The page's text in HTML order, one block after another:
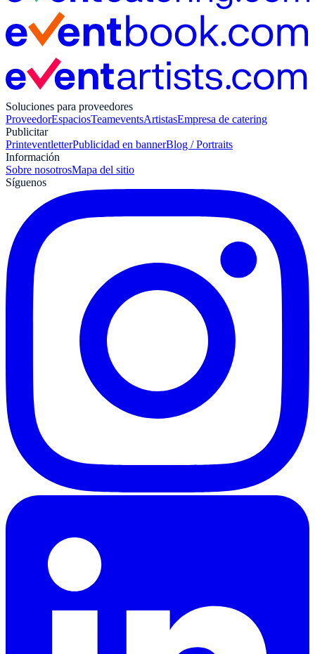
Soluciones para proveedores
ProveedorEspaciosTeameventsArtistasEmpresa de catering
Publicitar
PrinteventletterPublicidad en bannerBlog / Portraits
Información
Sobre nosotrosMapa del sitio
Síguenos